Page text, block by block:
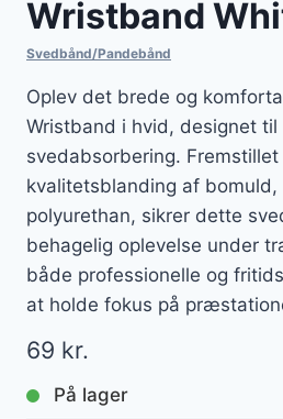
Wristband
Svedbånd/Pandebånd
Oplev det brede og
Wristband i hvid, designet til
svedabsorbering. Fremstillet
kvalitetsblanding af bomuld,
polyurethan, sikrer dette
behagelig oplevelse under
både professionelle og
at holde fokus på
69 kr.
På lager